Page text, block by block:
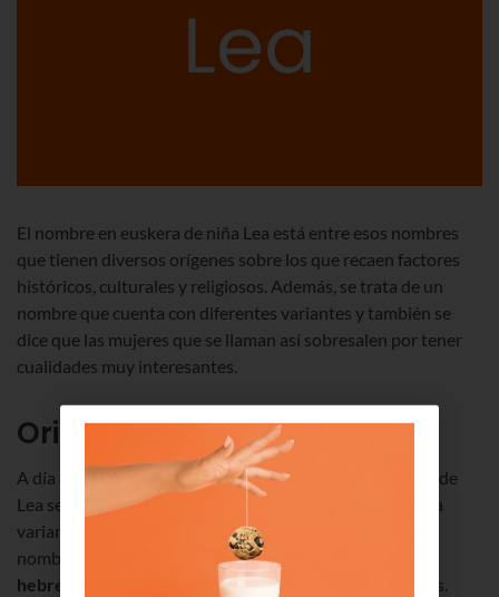
El nombre en euskera de niña Lea está entre esos nombres
que tienen diversos orígenes sobre los que recaen factores
históricos, culturales y religiosos. Además, se trata de un
nombre que cuenta con diferentes variantes y también se
dice que las mujeres que se llaman así sobresalen por tener
cualidades muy interesantes.
Origen del nombre de Lea
A día de hoy se ha establecido que el origen del nombre de
Lea se sitúa en ellatín
, concretamente se dice que es una
variante del nombre de “
Leo”. Pero los orígenes de este
nombre van mucho más allá y también se ubican en el
hebreo
, centrándose en la Biblia y en el libro del Génesis.